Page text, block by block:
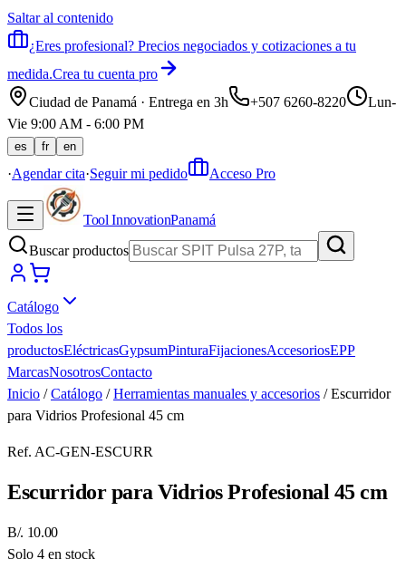
Saltar al contenido
¿Eres profesional? Precios negociados y cotizaciones a tu
medida.Crea tu cuenta pro
Ciudad de Panamá · Entrega en 3h
+507 6260-8220
Lun-
Vie 9:00 AM - 6:00 PM
es fr en
·Agendar cita·Seguir mi pedido Acceso Pro
Tool InnovationPanamá
Buscar productos
Catálogo
Todos los
productosEléctricasGypsumPinturaFijacionesAccesoriosEPP
MarcasNosotrosContacto
Inicio /Catálogo /Herramientas manuales y accesorios /Escurridor
para Vidrios Profesional 45 cm
Ref. AC-GEN-ESCURR
Escurridor para Vidrios Profesional 45 cm
B/. 10.00
Solo 4 en stock